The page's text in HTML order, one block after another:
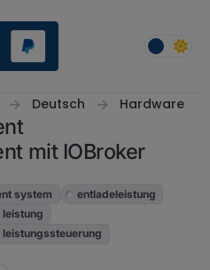
Deutsch Hardware
mit IOBroker
system
entladeleistung
leistung
leistungssteuerung